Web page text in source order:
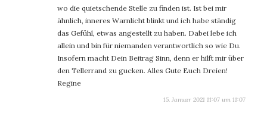
wo die quietschende Stelle zu finden ist. Ist bei mir
ähnlich, inneres Warnlicht blinkt und ich habe ständig
das Gefühl, etwas angestellt zu haben. Dabei lebe ich
allein und bin für niemanden verantwortlich so wie Du.
Insofern macht Dein Beitrag Sinn, denn er hilft mir über
den Tellerrand zu gucken. Alles Gute Euch Dreien!
Regine
15. Januar 2021 11:07 um 11:07